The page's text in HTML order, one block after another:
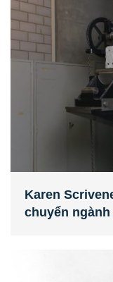
Karen
chuyển ngành